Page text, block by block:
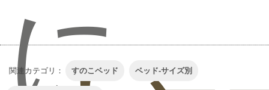
関連カテゴリ： すのこベッド ベッド-サイズ別